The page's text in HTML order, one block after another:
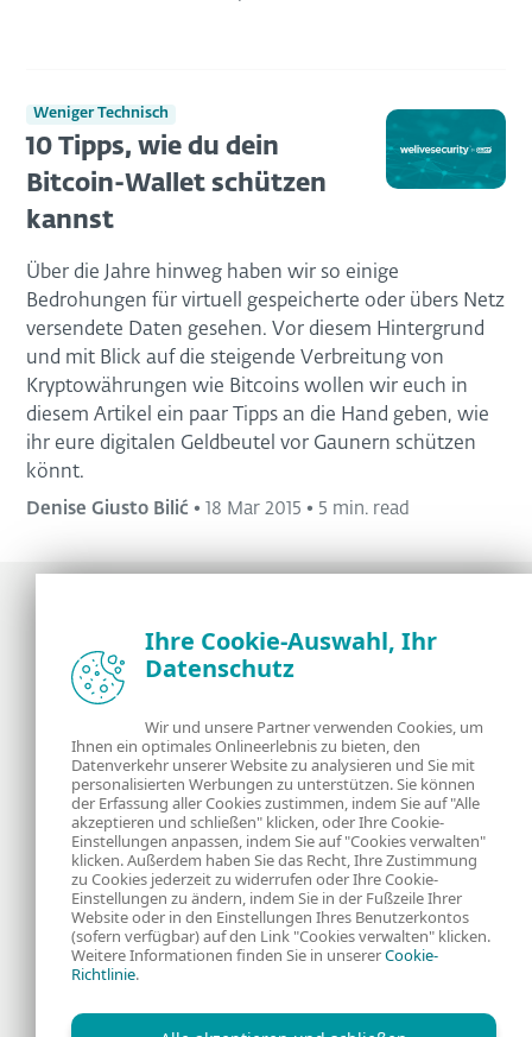
Weniger Technisch
10 Tipps, wie du dein
Bitcoin-Wallet schützen
kannst
Über die Jahre hinweg haben wir so einige
Bedrohungen für virtuell gespeicherte oder übers Netz
versendete Daten gesehen. Vor diesem Hintergrund
und mit Blick auf die steigende Verbreitung von
Kryptowährungen wie Bitcoins wollen wir euch in
diesem Artikel ein paar Tipps an die Hand geben, wie
ihr eure digitalen Geldbeutel vor Gaunern schützen
könnt.
Denise Giusto Bilić • 18 Mar 2015 • 5 min. read
Neuigkeiten, Analysen und Tipps der ESET
Sicherheitsexperten
Über uns ESET
Kontakt Datenschutzerklärung
Rechtliche
Informationen
Cookies
RSS Feed
Ihre Cookie-Auswahl, Ihr
Datenschutz
Wir und unsere Partner verwenden Cookies, um
Ihnen ein optimales Onlineerlebnis zu bieten, den
Datenverkehr unserer Website zu analysieren und Sie mit
personalisierten Werbungen zu unterstützen. Sie können
der Erfassung aller Cookies zustimmen, indem Sie auf "Alle
akzeptieren und schließen" klicken, oder Ihre Cookie-
Einstellungen anpassen, indem Sie auf "Cookies verwalten"
klicken. Außerdem haben Sie das Recht, Ihre Zustimmung
zu Cookies jederzeit zu widerrufen oder Ihre Cookie-
Einstellungen zu ändern, indem Sie in der Fußzeile Ihrer
Website oder in den Einstellungen Ihres Benutzerkontos
(sofern verfügbar) auf den Link "Cookies verwalten" klicken.
Weitere Informationen finden Sie in unsererCookie-
Richtlinie.